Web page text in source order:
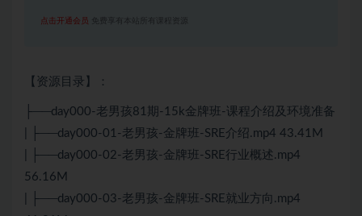
点击开通会员 免费享有本站所有课程资源
【资源目录】：
├──day000-老男孩81期-15k金牌班-课程介绍及环境准备
| ├──day000-01-老男孩-金牌班-SRE介绍.mp4 43.41M
| ├──day000-02-老男孩-金牌班-SRE行业概述.mp4
56.16M
| ├──day000-03-老男孩-金牌班-SRE就业方向.mp4